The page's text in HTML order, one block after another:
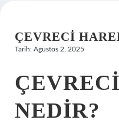
Hakkımızda
ÇEVRECI
Tarih: Ağustos 2, 2025
NEDIR?